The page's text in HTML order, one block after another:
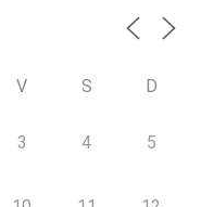
V S D
3 4 5